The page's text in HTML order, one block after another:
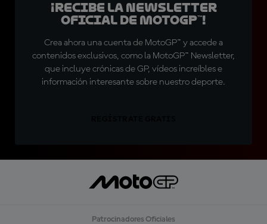
¡Recibe la Newsletter
oficial de MotoGP™!
Crea ahora una cuenta de MotoGP™ y accede a
contenidos exclusivos, como la MotoGP™ Newsletter,
que incluye crónicas de GP, vídeos increíbles e
información interesante sobre nuestro deporte.
Patrocinadores Oficiales